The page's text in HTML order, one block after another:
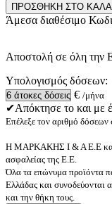
ΠΡΟΣΘΗΚΗ ΣΤΟ
Άμεσα διαθέσιμο
Αποστολή σε όλη
Υπολογισμός δόσεων:
€ /μήνα
✔Απόκτησε το και με
Επέλεξε τον αριθμό δόσεων
Η ΜΑΡΚΑΚΗΣ Ι & Α Ε.Ε και
ασφαλείας της Ε.Ε.
Όλα τα επώνυμα προϊόντα
Ελλάδας και συνοδεύονται
και την θήκη τους.